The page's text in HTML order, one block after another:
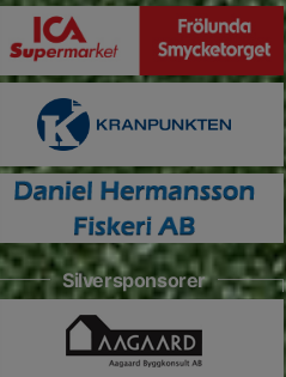
Silversponsorer